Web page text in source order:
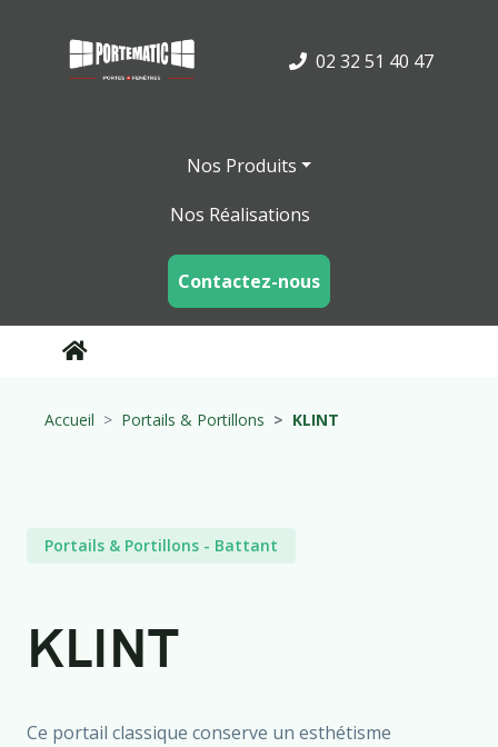
02 32 51 40 47
Nos Produits
Nos Réalisations
Contactez-nous
Accueil Portails & Portillons KLINT
Portails & Portillons - Battant
KLINT
Ce portail classique conserve un esthétisme